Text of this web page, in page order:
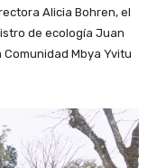
Alicia Bohren, el
de ecología Juan
Comunidad Mbya Yvitu